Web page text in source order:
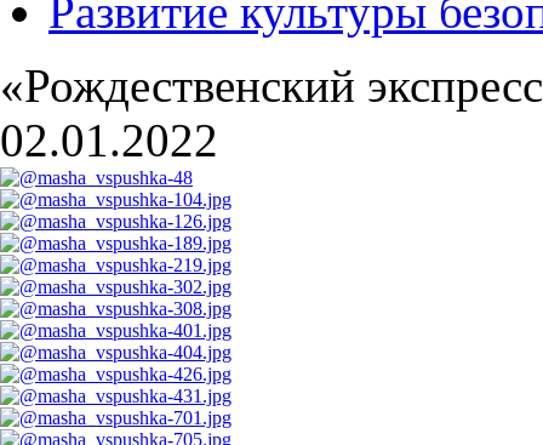
Развитие культуры
«Рождественский
02.01.2022